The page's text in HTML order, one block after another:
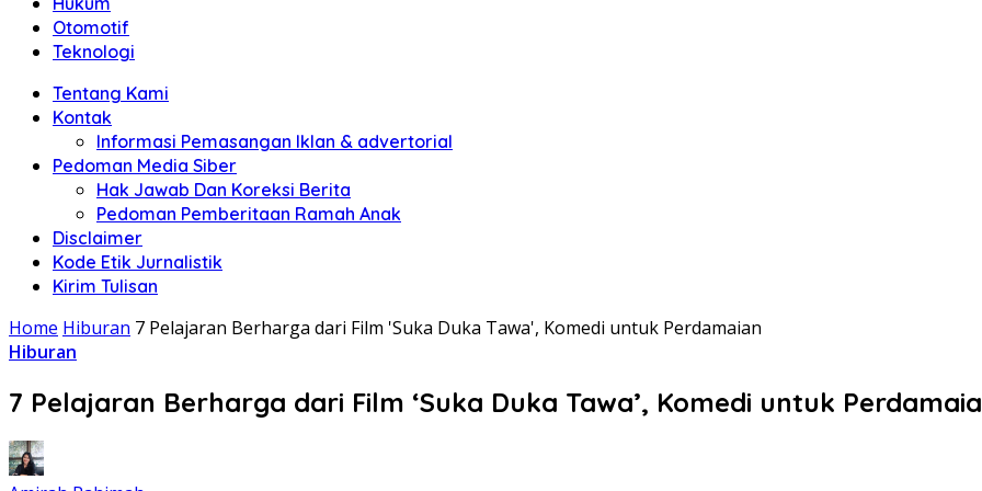
Otomotif
Teknologi
Tentang Kami
Kontak
Informasi Pemasangan Iklan & advertorial
Pedoman Media Siber
Hak Jawab Dan Koreksi Berita
Pedoman Pemberitaan Ramah Anak
Disclaimer
Kode Etik Jurnalistik
Kirim Tulisan
Home Hiburan 7 Pelajaran Berharga dari Film 'Suka Duka Tawa', Komedi untuk Perdamaian
Hiburan
7 Pelajaran Berharga dari Film ‘Suka Duka Tawa’, Komedi untuk